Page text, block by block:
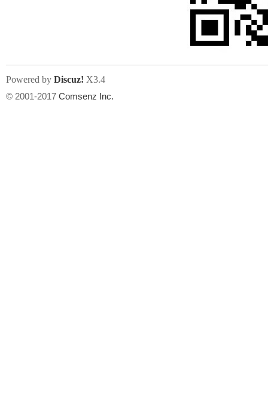
人
Powered by Discuz! X3.4
© 2001-2017 Comsenz Inc.